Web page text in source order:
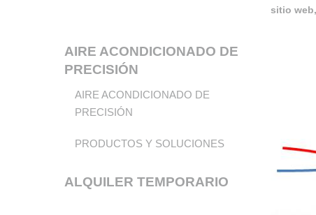
AIRE ACONDICIONADO DE
PRECISIÓN
AIRE ACONDICIONADO DE
PRECISIÓN
PRODUCTOS Y SOLUCIONES
ALQUILER TEMPORARIO
sitio